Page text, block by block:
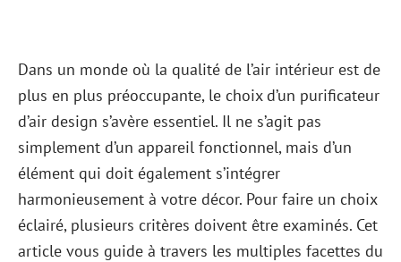
Dans un monde où la qualité de l’air intérieur est de
plus en plus préoccupante, le choix d’un purificateur
d’air design s’avère essentiel. Il ne s’agit pas
simplement d’un appareil fonctionnel, mais d’un
élément qui doit également s’intégrer
harmonieusement à votre décor. Pour faire un choix
éclairé, plusieurs critères doivent être examinés. Cet
article vous guide à travers les multiples facettes du